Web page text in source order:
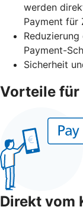
werden
Payment für
Payment-
Sicherheit
Vorteile für
Direkt vom